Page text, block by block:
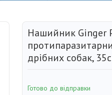
Нашийник Ginger
дрібних собак,
Готово до відправки